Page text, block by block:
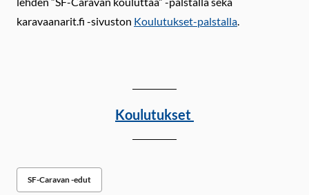
karavaanarit.fi -sivuston Koulutukset-palstalla
Koulutukset
SF-Caravan -edut